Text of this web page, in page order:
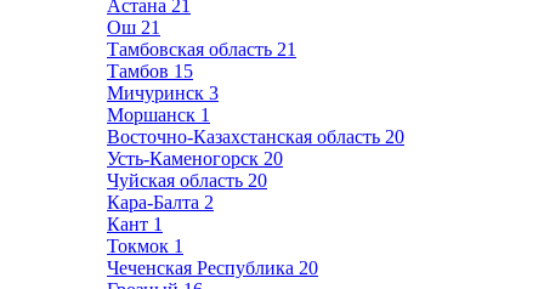
Астана 21
Ош 21
Тамбовская область 21
Тамбов 15
Мичуринск 3
Моршанск 1
Восточно-Казахстанская область 20
Усть-Каменогорск 20
Чуйская область 20
Кара-Балта 2
Кант 1
Токмок 1
Чеченская Республика 20